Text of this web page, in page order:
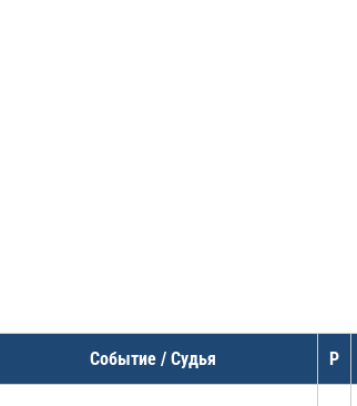
Событие / Судья Р